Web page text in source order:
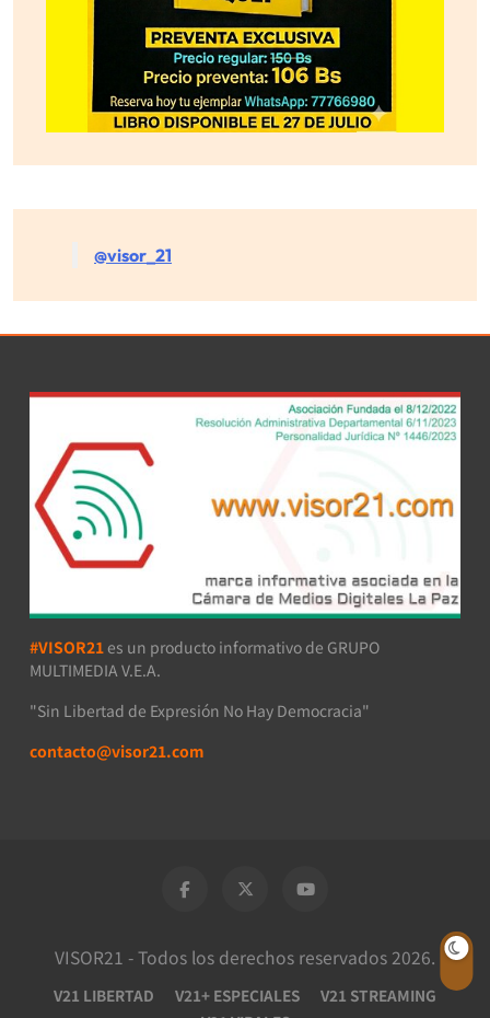
@visor_21
#VISOR21 es un producto informativo de GRUPO
MULTIMEDIA V.E.A.
"Sin Libertad de Expresión No Hay Democracia"
contacto@visor21.com
VISOR21 - Todos los derechos reservados 2026.
V21 LIBERTAD V21+ ESPECIALES
V21 STREAMING